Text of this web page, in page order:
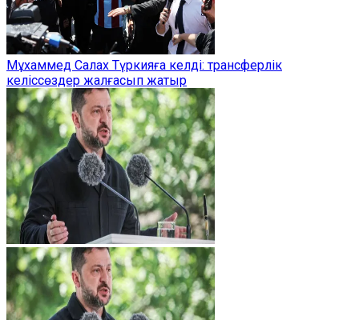
Мұхаммед Салах Түркияға келді: трансферлік
келіссөздер жалғасып жатыр